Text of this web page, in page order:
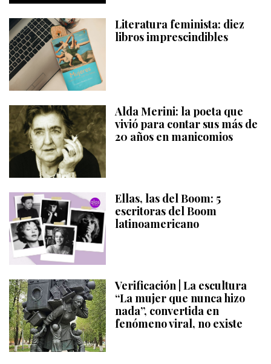
Literatura feminista: diez
libros imprescindibles
Alda Merini: la poeta que
vivió para contar sus más de
20 años en manicomios
Ellas, las del Boom: 5
escritoras del Boom
latinoamericano
Verificación | La escultura
“La mujer que nunca hizo
nada”, convertida en
fenómeno viral, no existe